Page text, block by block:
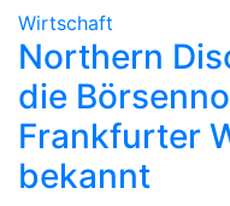
Wirtschaft
Northern
die
Frankfurter
bekannt